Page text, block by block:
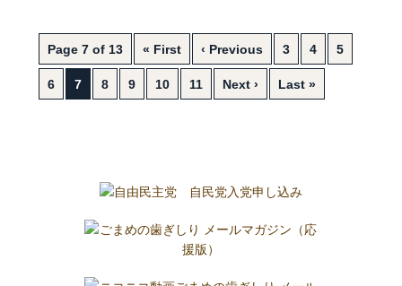
Page 7 of 13 « First ‹ Previous 3 4 5
6 7 8 9 10 11 Next › Last »